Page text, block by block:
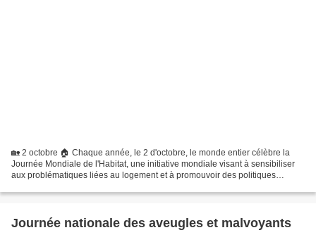
🏡 2 octobre 🏠 Chaque année, le 2 d'octobre, le monde entier célèbre la
Journée Mondiale de l'Habitat, une initiative mondiale visant à sensibiliser
aux problématiques liées au logement et à promouvoir des politiques
Journée nationale des aveugles et malvoyants